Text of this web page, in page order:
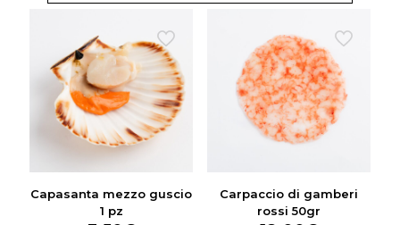
Capasanta mezzo guscio
1 pz
Carpaccio di gamberi
rossi 50gr